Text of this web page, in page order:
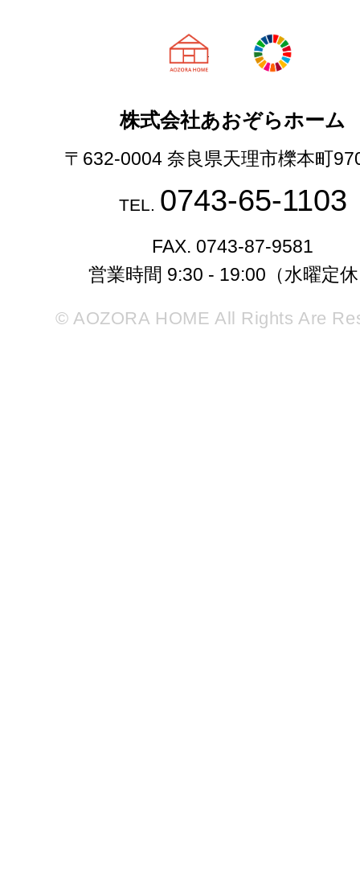
天理市の注文
株式会社あおぞらホーム
〒632-0004 奈良県天理市櫟本町
TEL. 0743-65-1103
FAX. 0743-87-9581
営業時間 9:30 - 19:00（水曜定
© AOZORA HOME All Rights Are